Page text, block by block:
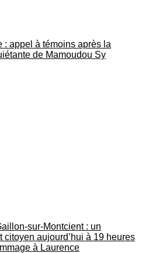
: appel à témoins après la
de Mamoudou Sy
: un
citoyen aujourd’hui à 19 heures
à Laurence